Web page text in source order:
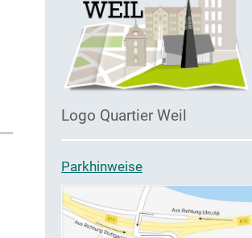
Logo Quartier Weil
Parkhinweise